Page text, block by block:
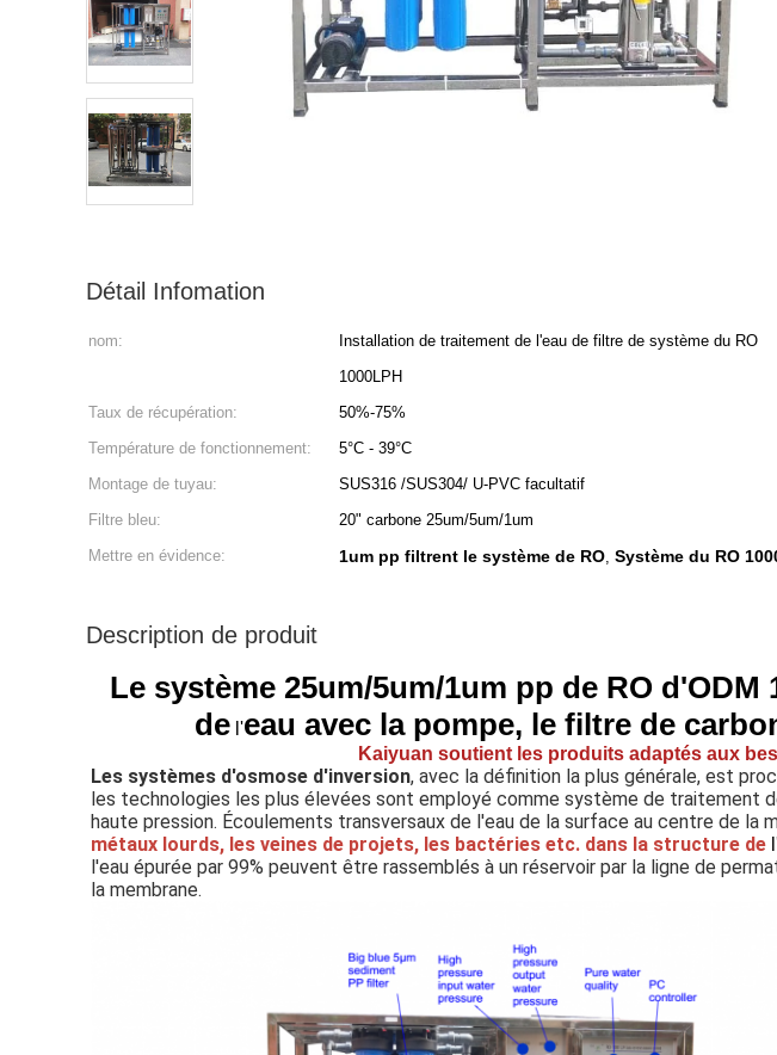
Détail Infomation
nom:
Installation de traitement de l'eau de filtre de système du RO
1000LPH
Taux de récupération: 50%-75%
Température de fonctionnement:
5°C - 39°C
Montage de tuyau:
SUS316 /SUS304/ U-PVC facultatif
Filtre bleu:
20" carbone 25um/5um/1um
Mettre en évidence:
1um pp filtrent le système de RO, Système du RO
Description de produit
Le système 25um/5um/1um pp de RO d'ODM
de l'eau avec la pompe, le filtre de
Kaiyuan soutient les produits adaptés aux
Les systèmes d'osmose d'inversion, avec la définition la plus générale, est
les technologies les plus élevées sont employé comme système de traitement
haute pression. Écoulements transversaux de l'eau de la surface au centre de la
métaux lourds, les veines de projets, les bactéries etc. dans la structure de
l'eau épurée par 99% peuvent être rassemblés à un réservoir par la ligne de
la membrane.